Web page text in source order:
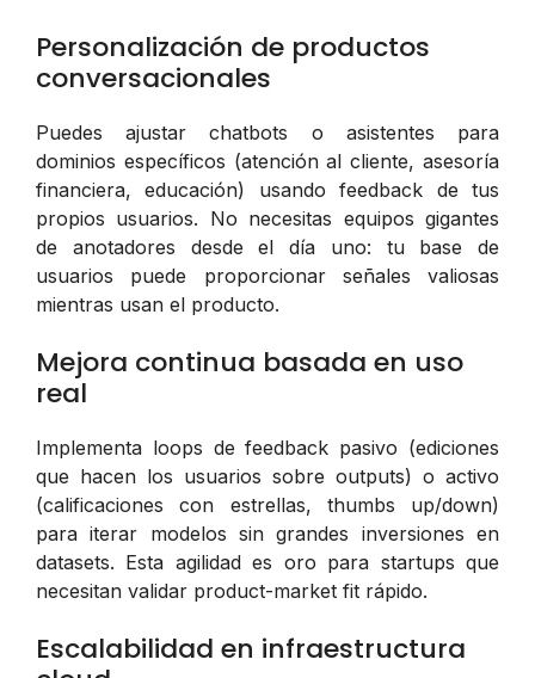
Personalización de productos
conversacionales
Puedes ajustar chatbots o asistentes para
dominios específicos (atención al cliente, asesoría
financiera, educación) usando feedback de tus
propios usuarios. No necesitas equipos gigantes
de anotadores desde el día uno: tu base de
usuarios puede proporcionar señales valiosas
mientras usan el producto.
Mejora continua basada en uso
real
Implementa loops de feedback pasivo (ediciones
que hacen los usuarios sobre outputs) o activo
(calificaciones con estrellas, thumbs up/down)
para iterar modelos sin grandes inversiones en
datasets. Esta agilidad es oro para startups que
necesitan validar product-market fit rápido.
Escalabilidad en infraestructura